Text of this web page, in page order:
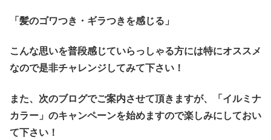
「髪のゴワつき・ギラつきを感じる」
こんな思いを普段感じていらっしゃる方には特にオススメ
なので是非チャレンジしてみて下さい！
また、次のブログでご案内させて頂きますが、
「イルミナ
カラー」のキャンペーンを始めますので楽しみにしておい
て下さい！